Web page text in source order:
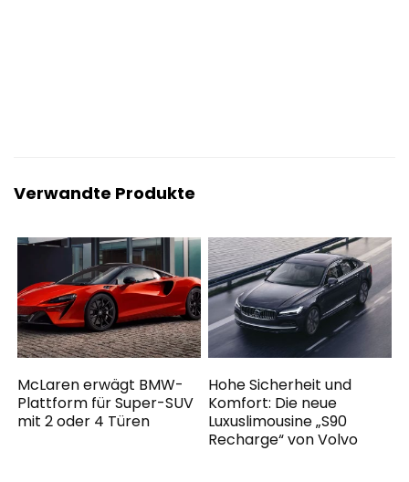
Verwandte Produkte
McLaren erwägt BMW-
Plattform für Super-SUV
mit 2 oder 4 Türen
Hohe Sicherheit und
Komfort: Die neue
Luxuslimousine „S90
Recharge“ von Volvo